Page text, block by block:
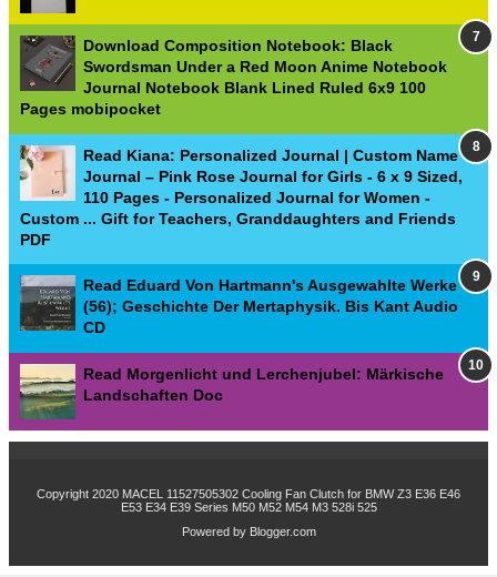
Download Composition Notebook: Black
Swordsman Under a Red Moon Anime Notebook
Journal Notebook Blank Lined Ruled 6x9 100
Pages mobipocket
Read Kiana: Personalized Journal | Custom Name
Journal – Pink Rose Journal for Girls - 6 x 9 Sized,
110 Pages - Personalized Journal for Women -
Custom ... Gift for Teachers, Granddaughters and Friends
PDF
Read Eduard Von Hartmann's Ausgewahlte Werke
(56); Geschichte Der Mertaphysik. Bis Kant Audio
CD
Read Morgenlicht und Lerchenjubel: Märkische
Landschaften Doc
Copyright 2020 MACEL 11527505302 Cooling Fan Clutch for BMW Z3 E36 E46
E53 E34 E39 Series M50 M52 M54 M3 528i 525
Powered by Blogger.com